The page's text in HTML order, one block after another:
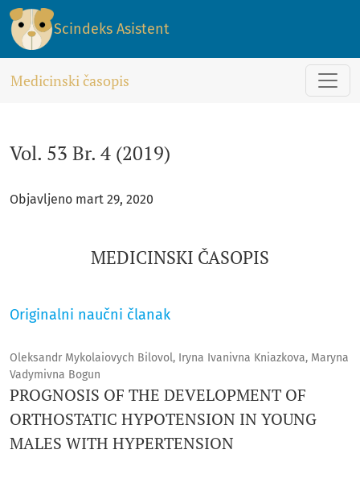
Vol. 53 Br. 4 (2019): MEDICINSKI ČASOPIS
Scindeks Asistent
Medicinski časopis
Vol. 53 Br. 4 (2019)
Objavljeno mart 29, 2020
MEDICINSKI ČASOPIS
Originalni naučni članak
Oleksandr Mykolaiovych Bilovol, Iryna Ivanivna Kniazkova, Maryna
Vadymivna Bogun
PROGNOSIS OF THE DEVELOPMENT OF
ORTHOSTATIC HYPOTENSION IN YOUNG
MALES WITH HYPERTENSION